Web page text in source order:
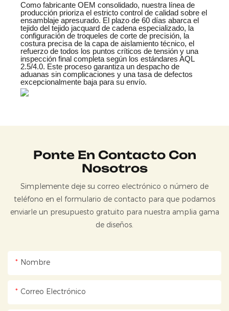
Como fabricante OEM consolidado, nuestra línea de
producción prioriza el estricto control de calidad sobre el
ensamblaje apresurado. El plazo de 60 días abarca el
tejido del tejido jacquard de cadena especializado, la
configuración de troqueles de corte de precisión, la
costura precisa de la capa de aislamiento técnico, el
refuerzo de todos los puntos críticos de tensión y una
inspección final completa según los estándares AQL
2.5/4.0. Este proceso garantiza un despacho de
aduanas sin complicaciones y una tasa de defectos
excepcionalmente baja para su envío.
Ponte En Contacto Con
Nosotros
Simplemente deje su correo electrónico o número de
teléfono en el formulario de contacto para que podamos
enviarle un presupuesto gratuito para nuestra amplia gama
de diseños.
Nombre
Correo Electrónico